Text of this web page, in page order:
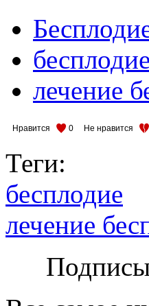
бесплодие
лечение
Нравится 0 Не нравится
Теги:
бесплодие
лечение